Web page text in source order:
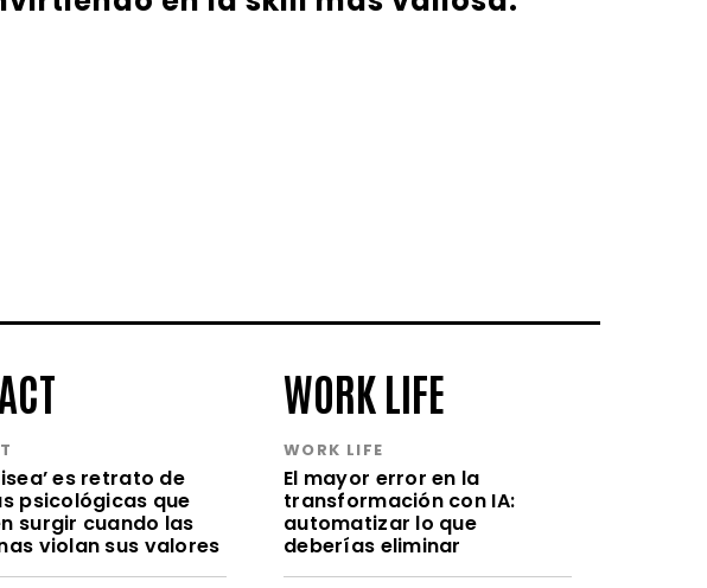
es retrato de
psicológicas que
surgir cuando las
violan sus valores
WORK LIFE
WORK LIFE
El mayor error en la
transformación con IA:
automatizar lo que
deberías eliminar